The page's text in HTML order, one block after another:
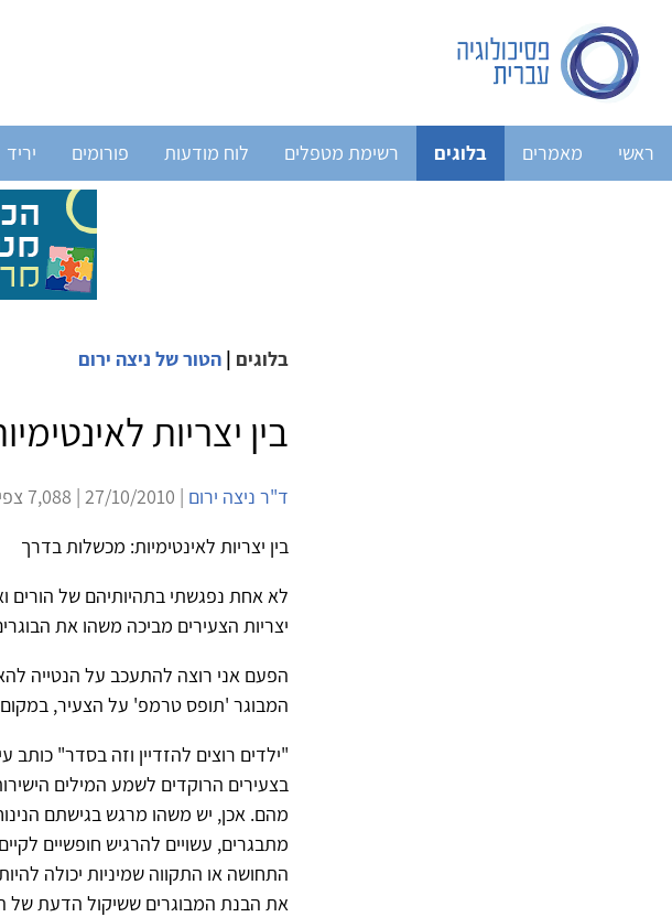
ראשי מאמרים בלוגים רשימת מטפלים לוח מודעות פורומים יריד
בלוגים | הטור של ניצה ירום
בין יצריות
ד"ר ניצה ירום | 27/10/2010 | 7,088 צפיות |
בין יצריות לאינטימיות: מכשלות בדרך
לא אחת נפגשתי בתהיותיהם של הורים
יצריות הצעירים מביכה משהו את
הפעם אני רוצה להתעכב על הנטייה
המבוגר 'תופס טרמפ' על הצעיר, במקום
בצעירים הרוקדים לשמע המילים
מהם. אכן, יש משהו מרגש בגישתם
מתבגרים, עשויים להרגיש חופשיים
התחושה או התקווה שמיניות יכולה
את הבנת המבוגרים ששיקול הדעת של